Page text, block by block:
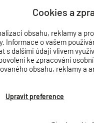
Cookies a
obsahu, reklamy a
Informace o vašem
s dalšími údaji vlivem
ke zpracování
obsahu, reklamy a
Upravit preference
národní kolo mezinárodní soutěže